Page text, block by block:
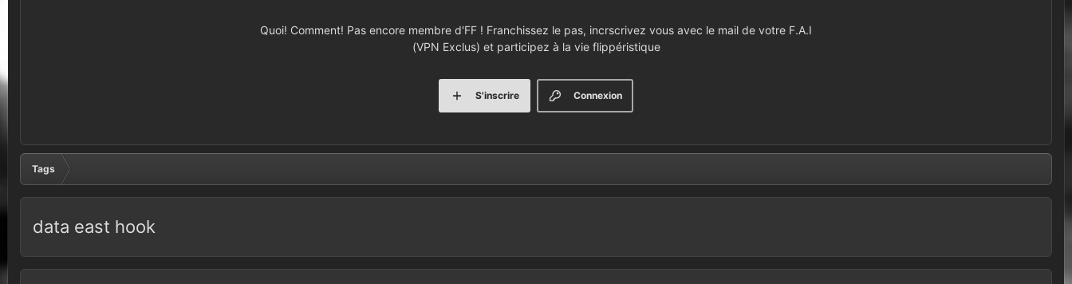
Quoi! Comment! Pas encore membre d'FF ! Franchissez le pas, incrscrivez vous avec le mail de votre F.A.I
(VPN Exclus) et participez à la vie flippéristique
Connexion
S'inscrire
Tags
data east hook